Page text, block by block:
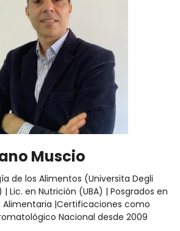
Muscio
de los Alimentos (Universita Degli
Lic. en Nutrición (UBA) | Posgrados en
Alimentaria |Certificaciones como
Nacional desde 2009